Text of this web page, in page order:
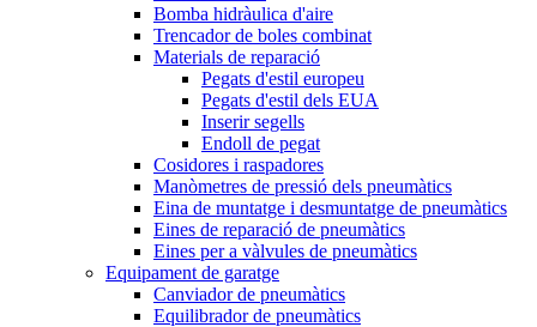
Bomba hidràulica d'aire
Trencador de boles combinat
Materials de reparació
Pegats d'estil europeu
Pegats d'estil dels EUA
Inserir segells
Endoll de pegat
Cosidores i raspadores
Manòmetres de pressió dels pneumàtics
Eina de muntatge i desmuntatge de pneumàtics
Eines de reparació de pneumàtics
Eines per a vàlvules de pneumàtics
Equipament de garatge
Canviador de pneumàtics
Equilibrador de pneumàtics